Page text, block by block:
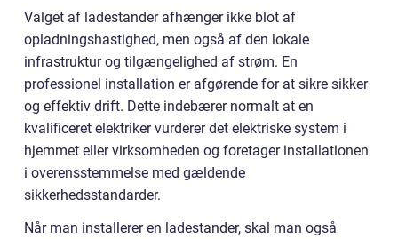
Valget af ladestander afhænger ikke blot af
opladningshastighed, men også af den lokale
infrastruktur og tilgængelighed af strøm. En
professionel installation er afgørende for at sikre sikker
og effektiv drift. Dette indebærer normalt at en
kvalificeret elektriker vurderer det elektriske system i
hjemmet eller virksomheden og foretager installationen
i overensstemmelse med gældende
sikkerhedsstandarder.
Når man installerer en ladestander, skal man også